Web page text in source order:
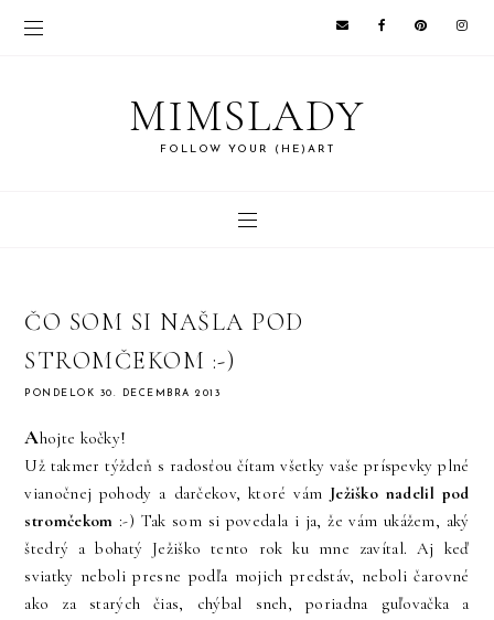
MIMSLADY
FOLLOW YOUR (HE)ART
ČO SOM SI NAŠLA POD
STROMČEKOM :-)
PONDELOK 30. DECEMBRA 2013
Ahojte kočky!
Už takmer týždeň s radosťou čítam všetky vaše príspevky plné
vianočnej pohody a darčekov, ktoré vám Ježiško nadelil pod
stromčekom :-) Tak som si povedala i ja, že vám ukážem, aký
štedrý a bohatý Ježiško tento rok ku mne zavítal. Aj keď
sviatky neboli presne podľa mojich predstáv, neboli čarovné
ako za starých čias, chýbal sneh, poriadna guľovačka a